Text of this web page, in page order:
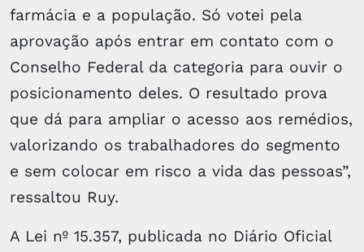
farmácia e a população. Só votei pela
aprovação após entrar em contato com o
Conselho Federal da categoria para ouvir o
posicionamento deles. O resultado prova
que dá para ampliar o acesso aos remédios,
valorizando os trabalhadores do segmento
e sem colocar em risco a vida das pessoas”,
ressaltou Ruy.
A Lei nº 15.357, publicada no Diário Oficial